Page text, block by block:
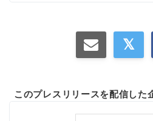
このプレスリリースを配信した